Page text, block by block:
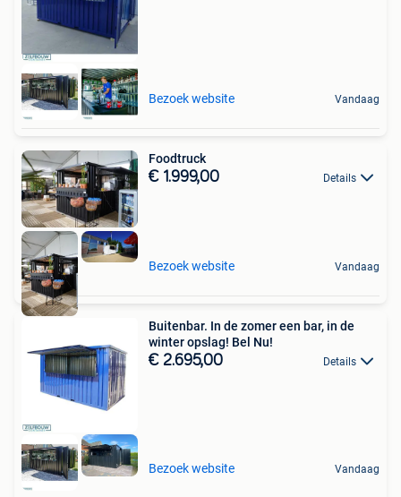
Bezoek website Vandaag
Foodtruck
€ 1.999,00 Details
Bezoek website Vandaag
Buitenbar. In de zomer een bar, in de
winter opslag! Bel Nu!
€ 2.695,00 Details
Bezoek website Vandaag